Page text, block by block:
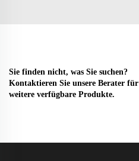
Sie finden nicht, was Sie suchen?
Kontaktieren Sie unsere Berater für
weitere verfügbare Produkte.